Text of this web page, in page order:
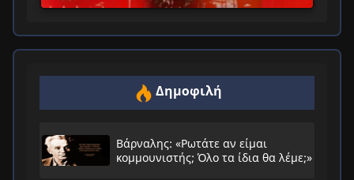
Δημοφιλή
Βάρναλης: «Ρωτάτε αν είμαι
κομμουνιστής; Όλο τα ίδια θα λέμε;»